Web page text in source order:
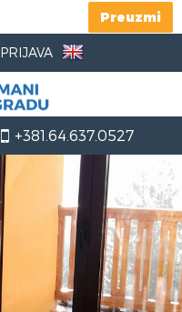
Preuzmi
PRIJAVA
+381.64.637.0527